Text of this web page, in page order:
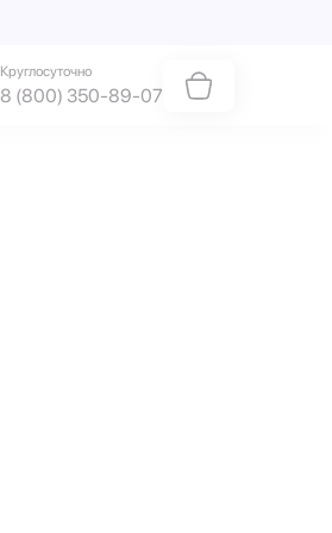
Круглосуточно
8 (800) 350-89-07